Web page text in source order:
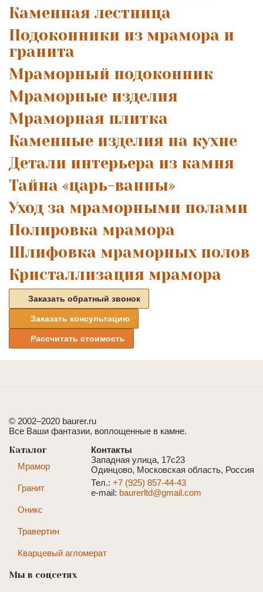
Каменная лестница
Подоконники из мрамора и
гранита
Мраморный подоконник
Мраморные изделия
Мраморная плитка
Каменные изделия на кухне
Детали интерьера из камня
Тайна «царь-ванны»
Уход за мраморными полами
Полировка мрамора
Шлифовка мраморных полов
Кристаллизация мрамора
Заказать обратный звонок
Заказать консультацию
Рассчитать стоимость
© 2002–2020 baurer.ru
Все Ваши фантазии, воплощенные в камне.
Контакты
Западная улица, 17с23
Одинцово, Московская область, Россия
Тел.: +7 (925) 857-44-43
e-mail: baurerltd@gmail.com
Каталог
Мрамор
Гранит
Оникс
Травертин
Кварцевый агломерат
Мы в соцсетях